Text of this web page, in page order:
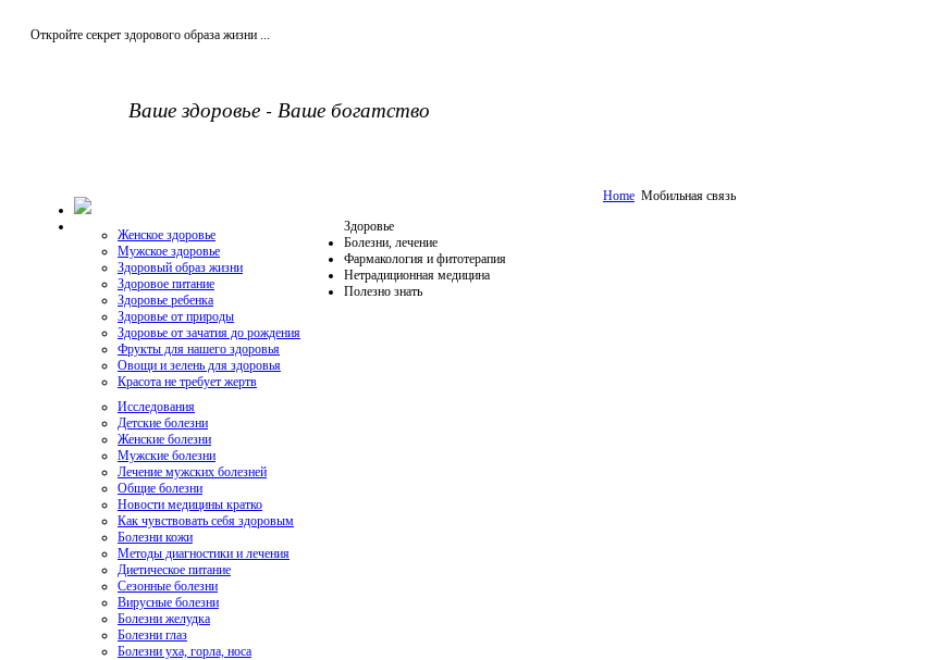
Откройте секрет здорового образа жизни ...
Ваше здоровье - Ваше богатство
Здоровье
Женское здоровье
Мужское здоровье
Здоровый образ жизни
Здоровое питание
Здоровье ребенка
Здоровье от природы
Здоровье от зачатия до рождения
Фрукты для нашего здоровья
Овощи и зелень для здоровья
Красота не требует жертв
Болезни, лечение
Исследования
Детские болезни
Женские болезни
Мужские болезни
Лечение мужских болезней
Общие болезни
Новости медицины кратко
Как чувствовать себя здоровым
Болезни кожи
Методы диагностики и лечения
Диетическое питание
Сезонные болезни
Вирусные болезни
Болезни желудка
Болезни глаз
Болезни уха, горла, носа
Фармакология и фитотерапия
Нетрадиционная медицина
Полезно знать
Home Мобильная связь